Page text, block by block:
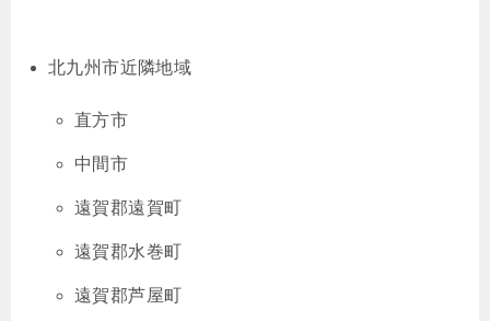
北九州市近隣地域
直方市
中間市
遠賀郡遠賀町
遠賀郡水巻町
遠賀郡芦屋町